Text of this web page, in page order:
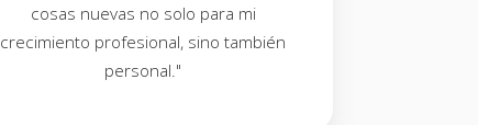
cosas nuevas no solo para mi
crecimiento profesional, sino también
personal."